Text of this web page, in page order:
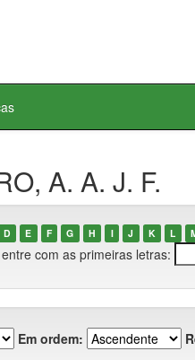
A. A. J. F.
D E F G H I J K L
com as primeiras letras:
Em ordem: